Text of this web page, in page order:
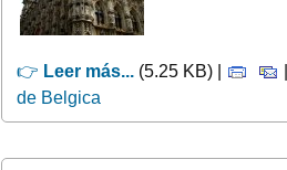
👉 Leer más... (5.25 KB) |
de Belgica